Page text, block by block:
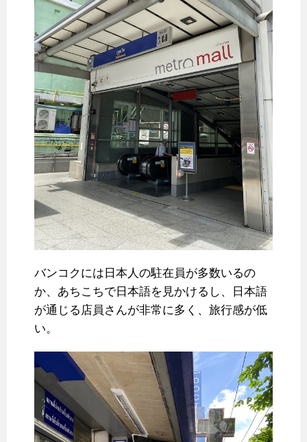
バンコクには日本人の駐在員が多数いるの
か、あちこちで日本語を見かけるし、日本語
が通じる店員さんが非常に多く、旅行感が低
い。